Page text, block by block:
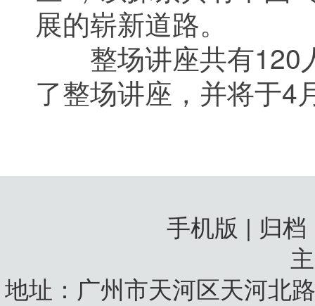
展的崭新道路。
整场讲座共有120
了整场讲座，并将于4
手机版 | 归
地址：广州市天河区天河北